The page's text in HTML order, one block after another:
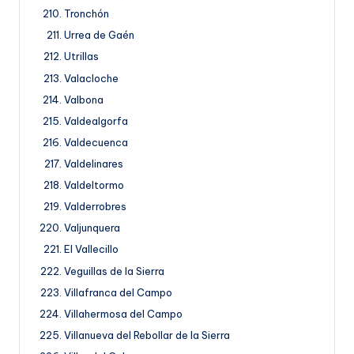
Tronchón
Urrea de Gaén
Utrillas
Valacloche
Valbona
Valdealgorfa
Valdecuenca
Valdelinares
Valdeltormo
Valderrobres
Valjunquera
El Vallecillo
Veguillas de la Sierra
Villafranca del Campo
Villahermosa del Campo
Villanueva del Rebollar de la Sierra